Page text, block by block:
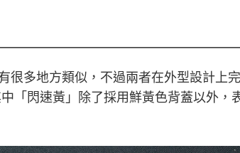
很多地方類似，不過兩者在外型設計上
「閃速黃」除了採用鮮黃色背蓋以外，